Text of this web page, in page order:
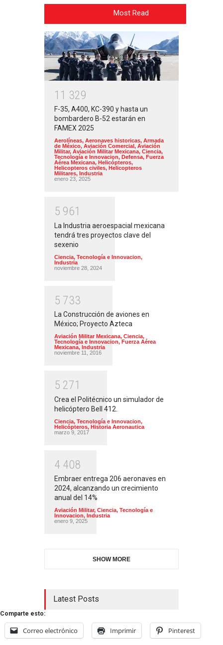
Most Read
1 1 329
F-35, A400, KC-390 y hasta un
bombardero B-52 estarán en
FAMEX 2025
Aerolíneas, Aeronaves historicas, Armada
de México, Aviación Comercial, Aviación
Militar, Aviación Militar Mexicana, Ciencia,
Tecnología e Innovacion, Defensa, Fuerza
Aérea Mexicana, Helicópteros,
Helicopteros civiles, Helicopteros
Militares, Industria
enero 23, 2025
5 961
La Industria aeroespacial mexicana
tendrá tres proyectos clave del
sexenio
Ciencia, Tecnología e Innovacion,
Industria
noviembre 28, 2024
5 733
La Construcción de aviones en
México; Proyecto Azteca
Aviación Militar Mexicana, Ciencia,
Tecnología e Innovacion, Fuerza Aérea
Mexicana, Industria
noviembre 11, 2016
5 271
Crea el Politécnico un simulador de
helicóptero Bell 412.
Ciencia, Tecnología e Innovacion,
Helicópteros, Historia Aeronautica
marzo 9, 2017
4 408
Embraer entrega 206 aeronaves en
2024, alcanzando un crecimiento
anual del 14%
Aviación Militar, Ciencia, Tecnología e
Innovacion, Industria
enero 9, 2025
SHOW MORE
Latest Posts
Comparte esto:
Correo electrónico Imprimir Pinterest